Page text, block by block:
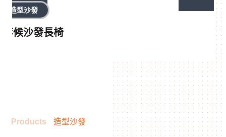
造型沙發
等候沙發長椅
Products 造型沙發